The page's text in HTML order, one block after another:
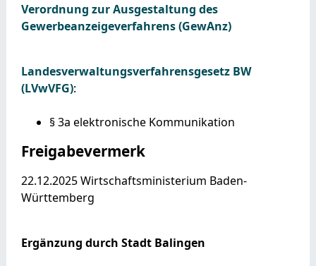
Verordnung zur Ausgestaltung des
Gewerbeanzeigeverfahrens (GewAnz)
Landesverwaltungsverfahrensgesetz BW
(LVwVFG):
§ 3a elektronische Kommunikation
Freigabevermerk
22.12.2025 Wirtschaftsministerium Baden-
Württemberg
Ergänzung durch Stadt Balingen